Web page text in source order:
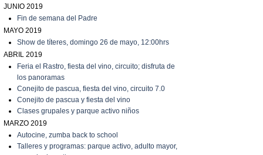
JUNIO 2019
Fin de semana del Padre
MAYO 2019
Show de títeres, domingo 26 de mayo, 12:00hrs
ABRIL 2019
Feria el Rastro, fiesta del vino, circuito; disfruta de
los panoramas
Conejito de pascua, fiesta del vino, circuito 7.0
Conejito de pascua y fiesta del vino
C lases grupales y parque activo niños
MARZO 2019
Autocine, zumba back to school
Talleres y programas: parque activo, adulto mayor,